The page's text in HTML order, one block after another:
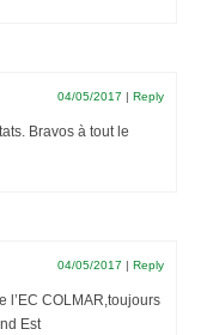
04/05/2017 | Reply
Bravos à tout le
04/05/2017 | Reply
l’EC COLMAR,toujours
Est